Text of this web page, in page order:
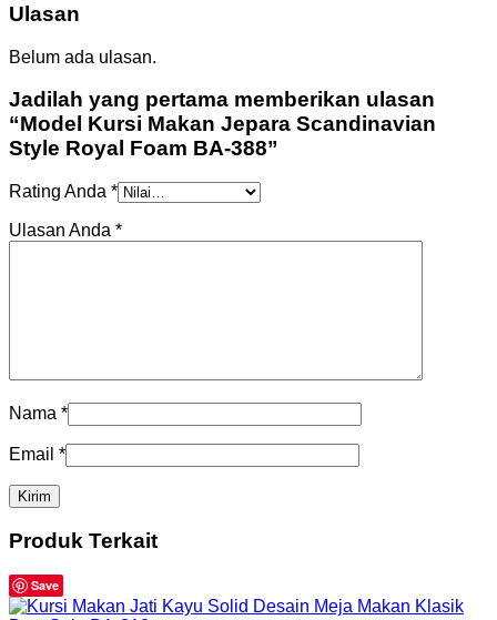
Ulasan
Belum ada ulasan.
Jadilah yang pertama memberikan ulasan
“Model Kursi Makan Jepara Scandinavian
Style Royal Foam BA-388”
Rating Anda *
Ulasan Anda *
Nama *
Email *
Produk Terkait
Save